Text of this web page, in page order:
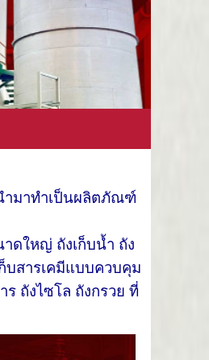
ำมาทำเป็นผลิตภัณฑ์
ดใหญ่ ถังเก็บน้ำ ถัง
บสารเคมีแบบควบคุม
ถังไซโล ถังกรวย ที่